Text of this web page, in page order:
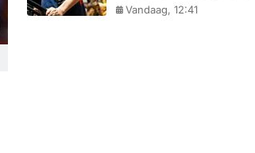
Vandaag, 12:41